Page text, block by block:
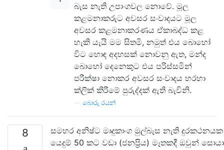
බැස නැති උපාංගවල නොවේ. මූල
කළමනාකරුට අවසර සංවාදයට මූල
අවසර කළමනාකරණය ඒකාබද්ධ කළ
හැකි යැයි මම සිතමි, නමුත් එය බොහෝ
විට හොඳ අදහසක් නොවනු ඇත, මන්ද
බොහෝ දෙනෙකුට එය පරිස්සමින්
පරීක්ෂා නොකර අවසර සංවාදය හරහා
ක්ලික් කිරීමේ පුරුද්දක් ඇති බැවිනි.
බොරු රයන්
8
සමහර අනිෂ්ට මෘදුකාංග මුල්බැස නැති
යෙදුම් 50 කට වඩා (ජනප්‍රිය) මෑතකදී ඔවුන්